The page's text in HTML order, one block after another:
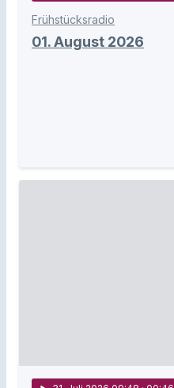
Frühstücksradio
01. August 2026